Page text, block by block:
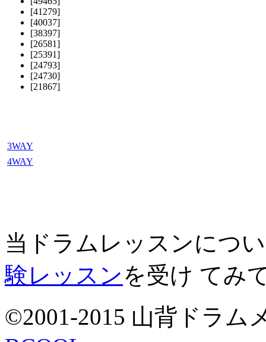
[41279]
[40037]
[38397]
[26581]
[25391]
[24793]
[24730]
[21867]
3WAY
4WAY
当ドラムレッスンにつ
験レッスンを受け てみ
©2001-2015 山背ドラム